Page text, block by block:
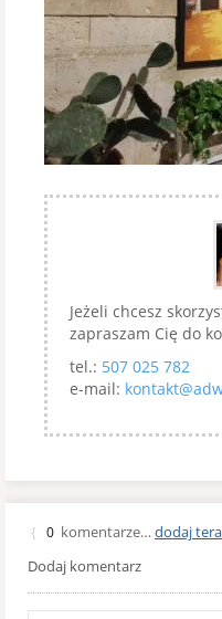
Jeżeli chcesz
zapraszam Cię do
tel.: 507 025 782
e-mail:
{ 0 komentarze… dodaj
Dodaj komentarz